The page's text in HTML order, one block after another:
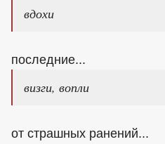
вдохи
последние...
визги, вопли
от страшных ранений...